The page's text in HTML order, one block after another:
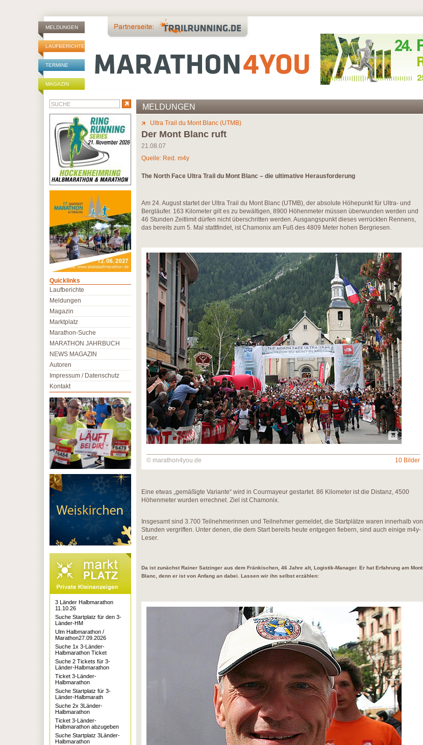
MELDUNGEN
LAUFBERICHTE
TERMINE
MAGAZIN
MELDUNGEN
Ultra Trail du Mont Blanc (UTMB)
Der Mont Blanc ruft
21.08.07
Quelle: Red. m4y
The North Face Ultra Trail du Mont Blanc – die ultimative Herausforderung
Am 24. August startet der Ultra Trail du Mont Blanc (UTMB), der absolute Höhepunkt für Ultra- und
Bergläufer. 163 Kilometer gilt es zu bewältigen, 8900 Höhenmeter müssen überwunden werden und
46 Stunden Zeitlimit dürfen nicht überschritten werden. Ausgangspunkt dieses verrückten Rennens,
das bereits zum 5. Mal stattfindet, ist Chamonix am Fuß des 4809 Meter hohen Bergriesen.
© marathon4you.de 10 Bilder
Eine etwas „gemäßigte Variante“ wird in Courmayeur gestartet. 86 Kilometer ist die Distanz, 4500
Höhenmeter wurden errechnet. Ziel ist Chamonix.
Insgesamt sind 3.700 Teilnehmerinnen und Teilnehmer gemeldet, die Startplätze waren innerhalb von
Stunden vergriffen. Unter denen, die dem Start bereits heute entgegen fiebern, sind auch einige m4y-
Leser.
Da ist zunächst Rainer Satzinger aus dem Fränkischen, 46 Jahre alt, Logistik-Manager. Er hat Erfahrung am Mont
Blanc, denn er ist von Anfang an dabei. Lassen wir ihn selbst erzählen:
Quicklinks
Laufberichte
Meldungen
Magazin
Marktplatz
Marathon-Suche
MARATHON JAHRBUCH
NEWS MAGAZIN
Autoren
Impressum / Datenschutz
Kontakt
3 Länder Halbmarathon
11.10.26
Suche Startplatz für den 3-
Länder-HM
Ulm Halbmarathon /
Marathon27.09.2026
Suche 1x 3-Länder-
Halbmarathon Ticket
Suche 2 Tickets für 3-
Länder-Halbmarathon
Ticket 3-Länder-
Halbmarathon
Suche Startplatz für 3-
Länder-Halbmarath
Suche 2x 3Länder-
Halbmarathon
Ticket 3-Länder-
Halbmarathon abzugeben
Suche Startplatz 3Länder-
Halbmarathon